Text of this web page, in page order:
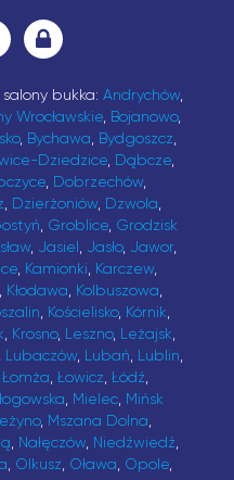
bukka: Andrychów,
Wrocławskie, Bojanowo,
, Bychawa, Bydgoszcz,
Dziedzice, Dąbcze,
, Dobrzechów,
, Dzierżoniów, Dzwola,
, Groblice, Grodzisk
, Jasiel, Jasło, Jawor,
, Kamionki, Karczew,
, Kłodawa, Kolbuszowa,
, Kościelisko, Kórnik,
, Krosno, Leszno, Leżajsk,
, Lubaczów, Lubań, Lublin,
Łomża, Łowicz, Łódź,
, Mielec, Mińsk
, Mszana Dolna,
, Nałęczów, Niedźwiedź,
, Olkusz, Oława, Opole,